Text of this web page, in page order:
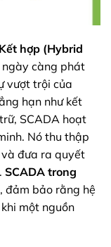
hợp (Hybrid
càng phát
vượt trội của
hạn như kết
SCADA hoạt
Nó thu thập
đưa ra quyết
SCADA trong
đảm bảo rằng hệ
một nguồn